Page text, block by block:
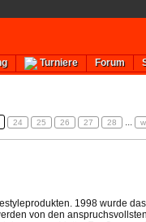
Turniere Forum
24 25 26 27 28 ...
1998 wurde
von den